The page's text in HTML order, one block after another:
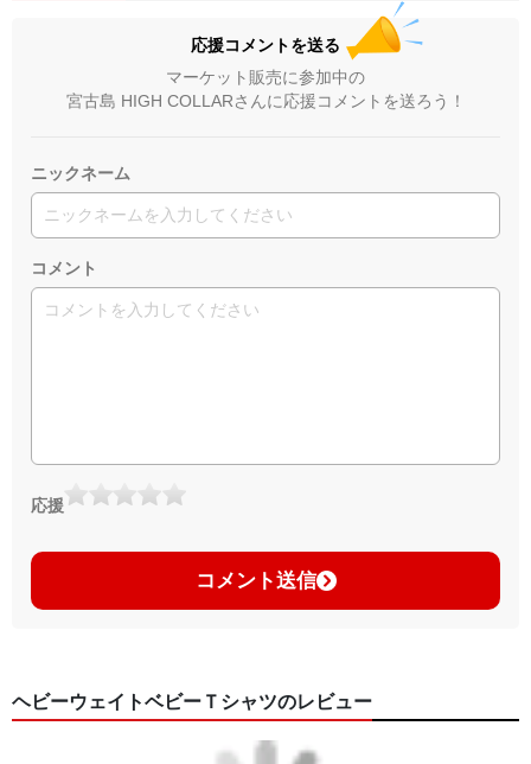
応援コメントを送る
マーケット販売に参加中の
宮古島 HIGH COLLARさんに応援コメントを送ろう！
ニックネーム
コメント
応援
コメント送信
ヘビーウェイトベビーＴシャツのレビュー